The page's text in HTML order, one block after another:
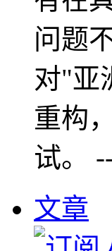
问题
对"亚
重构
试。
文章